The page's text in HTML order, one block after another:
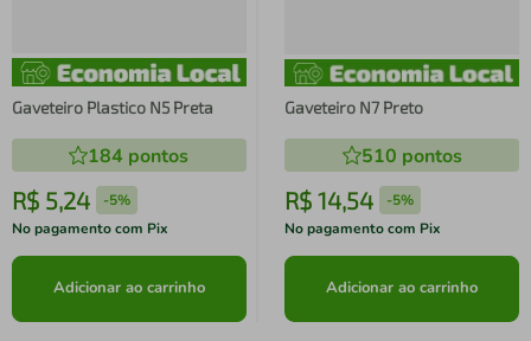
Gaveteiro Plastico N5 Preta
184 pontos
R$ 5,24 -5%
No pagamento com Pix
Adicionar ao carrinho
Gaveteiro N7 Preto
510 pontos
R$ 14,54 -5%
No pagamento com Pix
Adicionar ao carrinho